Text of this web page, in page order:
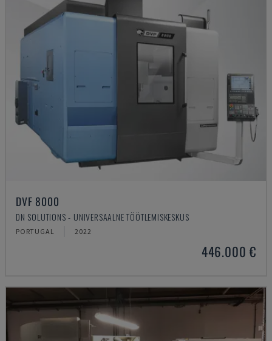
DVF 8000
DN SOLUTIONS - UNIVERSAALNE TÖÖTLEMISKESKUS
PORTUGAL 2022
446.000 €